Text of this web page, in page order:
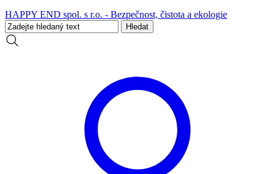
HAPPY END spol. s r.o. - Bezpečnost, čistota a ekologie